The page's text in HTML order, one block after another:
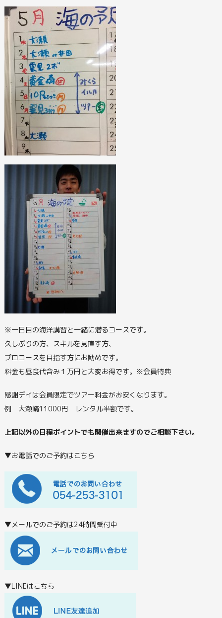
※一日目の海洋講習と一緒に潜るコースです。
久しぶりの方、スキルを見直す方、
プロコースを目指す方にお勧めです。
料金も昼食代含み１万円と大変お得です。※会員特典
感謝デイは会員限定でツアー料金がお安くなります。
例 大瀬崎11000円 レンタル半額です。
上記以外の日程ポイントでも開催出来ますのでご相談下さい。
▼お電話でのご予約はこちら
▼メールでのご予約は24時間受付中
▼LINEはこちら